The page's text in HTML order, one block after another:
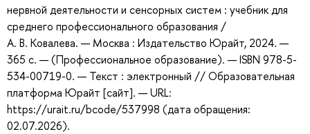
нервной деятельности и сенсорных систем : учебник для
среднего профессионального образования /
А. В. Ковалева. — Москва : Издательство Юрайт, 2024. —
365 с. — (Профессиональное образование). — ISBN 978-5-
534-00719-0. — Текст : электронный // Образовательная
платформа Юрайт [сайт]. — URL:
https://urait.ru/bcode/537998 (дата обращения:
02.07.2026).